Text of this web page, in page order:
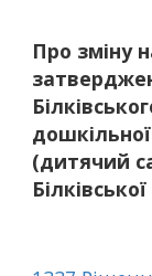
Про зміну
(дитячий